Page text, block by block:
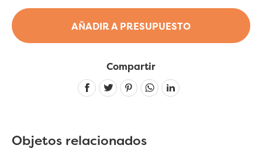
AÑADIR A PRESUPUESTO
Compartir
Linkedin
Objetos relacionados